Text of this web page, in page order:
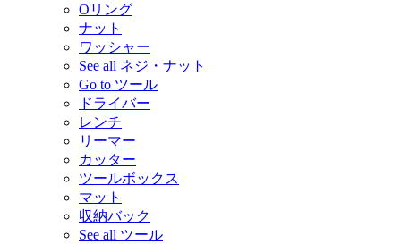
Oリング
ナット
ワッシャー
See all ネジ・ナット
Go to ツール
ドライバー
レンチ
リーマー
カッター
ツールボックス
マット
収納バック
See all ツール